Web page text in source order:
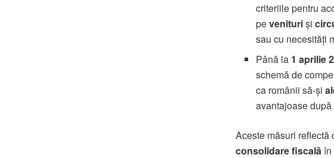
criteriile pentru
pevenituriși
sau cu necesități
Până la 1 aprilie
schemă de
ca românii să-și
avantajoase
Aceste măsuri reflectă
consolidare fiscalăîn